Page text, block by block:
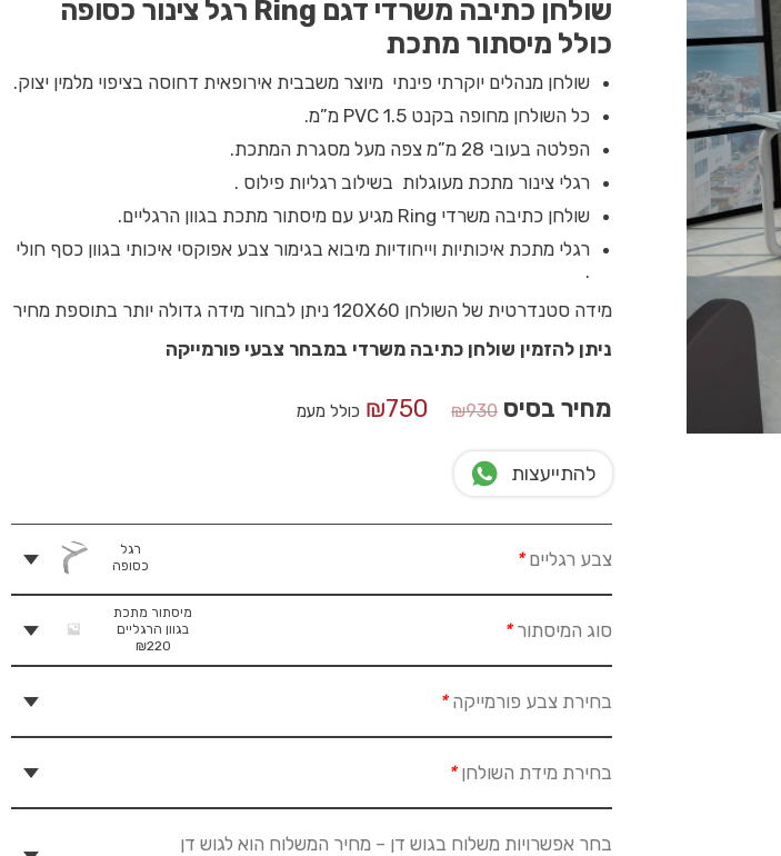
שולחן כתיבה משרדי דגם Ring רגל צינור כסופה
כולל מיסתור מתכת
שולחן מנהלים יוקרתי פינתי מיוצר משבבית אירופאית דחוסה בציפוי מלמין יצוק.
כל השולחן מחופה בקנט PVC 1.5 מ”מ.
הפלטה בעובי 28 מ”מ צפה מעל מסגרת המתכת.
רגלי צינור מתכת מעוגלות בשילוב רגליות פילוס .
שולחן כתיבה משרדי Ring מגיע עם מיסתור מתכת בגוון הרגליים.
רגלי מתכת איכותיות וייחודיות מיבוא בגימור צבע אפוקסי איכותי בגוון כסף חולי
.
מידה סטנדרטית של השולחן 120X60 ניתן לבחור מידה גדולה יותר בתוספת מחיר
ניתן להזמין שולחן כתיבה משרדי במבחר צבעי פורמייקה
מחיר בסיס ₪930
המחיר
₪750
המחיר
כולל מעמ
להתייעצות
צבע רגליים*
רגל
כסופה
סוג המיסתור*
מיסתור מתכת
בגוון הרגליים
₪220
בחירת צבע פורמייקה*
בחירת מידת השולחן*
בחר אפשרויות משלוח בגוש דן – מחיר המשלוח הוא לגוש דן